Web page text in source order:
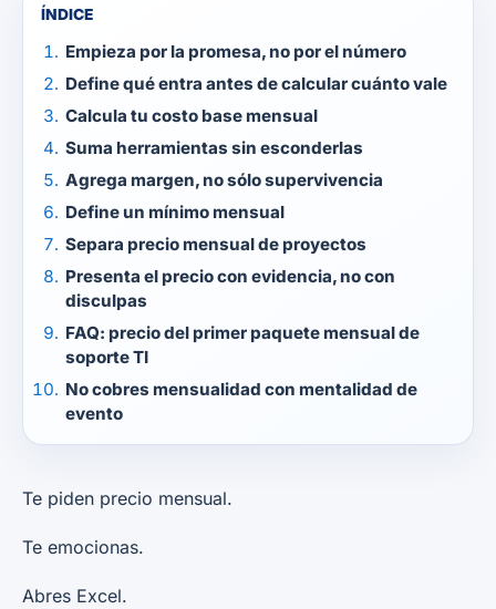
ÍNDICE
Empieza por la promesa, no por el número
Define qué entra antes de calcular cuánto vale
Calcula tu costo base mensual
Suma herramientas sin esconderlas
Agrega margen, no sólo supervivencia
Define un mínimo mensual
Separa precio mensual de proyectos
Presenta el precio con evidencia, no con
disculpas
FAQ: precio del primer paquete mensual de
soporte TI
No cobres mensualidad con mentalidad de
evento
Te piden precio mensual.
Te emocionas.
Abres Excel.